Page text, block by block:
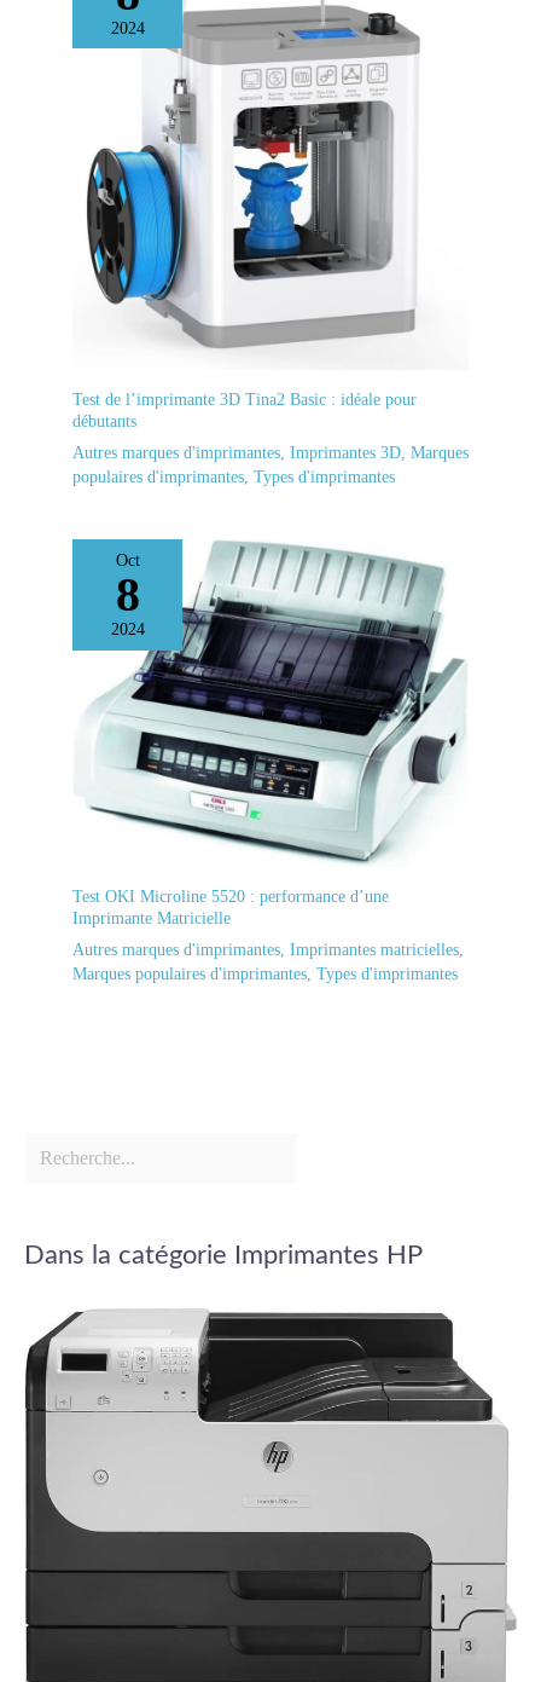
2024
Test de l’imprimante 3D Tina2 Basic : idéale pour
débutants
Autres marques d'imprimantes, Imprimantes 3D, Marques
populaires d'imprimantes, Types d'imprimantes
Oct
8
2024
Test OKI Microline 5520 : performance d’une
Imprimante Matricielle
Autres marques d'imprimantes Imprimantes matricielles
Marques populaires d'imprimantes Types d'imprimantes
Dans la catégorie Imprimantes HP